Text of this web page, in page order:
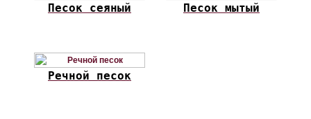
Песок сеяный Песок мытый
Речной песок